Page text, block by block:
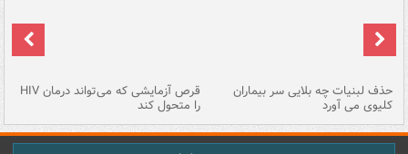
حذف لبنیات چه بلایی سر بیماران
کلیوی می آورد
قرص آزمایشی که می‌تواند درمان HIV
را متحول کند